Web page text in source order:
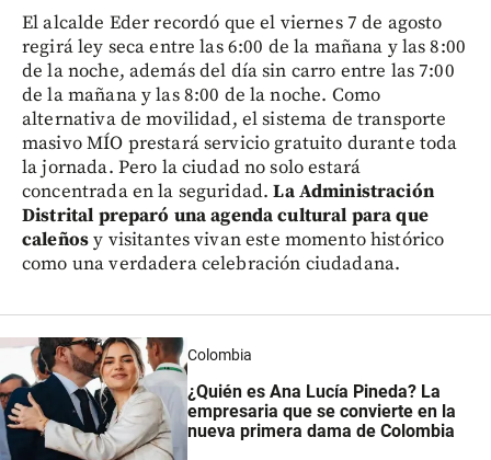
El alcalde Eder recordó que el viernes 7 de agosto
regirá ley seca entre las 6:00 de la mañana y las 8:00
de la noche, además del día sin carro entre las 7:00
de la mañana y las 8:00 de la noche. Como
alternativa de movilidad, el sistema de transporte
masivo MÍO prestará servicio gratuito durante toda
la jornada. Pero la ciudad no solo estará
concentrada en la seguridad.La Administración
Distrital preparó una agenda cultural para que
caleñosy visitantes vivan este momento histórico
como una verdadera celebración ciudadana.
Colombia
¿Quién es Ana Lucía Pineda? La
empresaria que se convierte en la
nueva primera dama de Colombia